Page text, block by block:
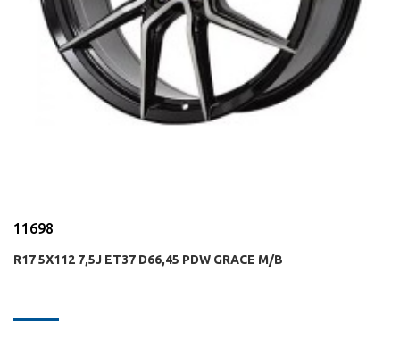
11698
R17 5X112 7,5J ET37 D66,45 PDW GRACE M/B